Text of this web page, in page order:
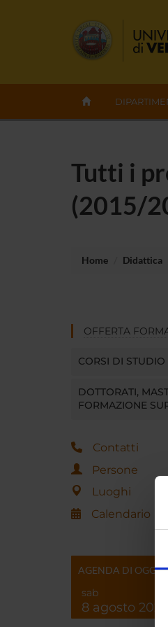
Tutti i
(2015/
Home Didattica
OFFERTA
CORSI DI STUDIO
DOTTORATI,
FORMAZIONE
Contatti
Persone
Luoghi
Calendario
AGENDA DI OGGI
sab
8 agosto 2026